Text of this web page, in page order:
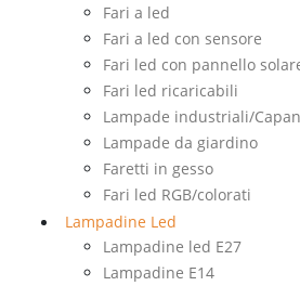
Fari a led
Fari a led con sensore
Fari led con pannello
Fari led ricaricabili
Lampade industriali/
Lampade da giardino
Faretti in gesso
Fari led RGB/colorati
Lampadine Led
Lampadine led E27
Lampadine E14